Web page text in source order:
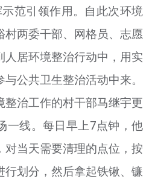
范引领作用。自此次环境
两委干部、网格员、志愿
居环境整治行动中，用实
公共卫生整治活动中来。
治工作的村干部马继宇更
一线。每日早上7点钟，他
对当天需要清理的点位，按
划分，然后拿起铁锹、镰